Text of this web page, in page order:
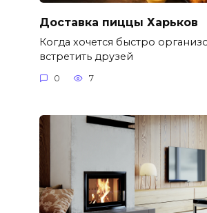
Доставка пиццы Харьков
Когда хочется быстро
встретить друзей
0 7